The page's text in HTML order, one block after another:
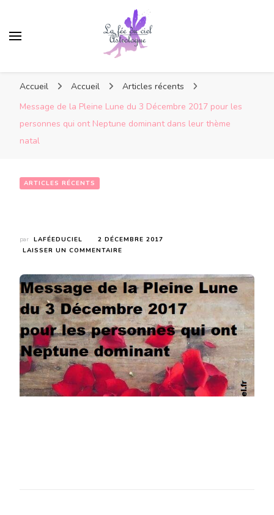
Accueil Accueil
Articles récents
Message de la Pleine Lune du 3 Décembre 2017 pour les
personnes qui ont Neptune dominant dans leur thème
natal
ARTICLES RÉCENTS
par LAFÉEDUCIEL
2 DÉCEMBRE 2017
LAISSER UN COMMENTAIRE
LA
PLEINE
LUNE
DU
3
DÉCEMBRE
2017
POUR
LES
PERSONNES
QUI